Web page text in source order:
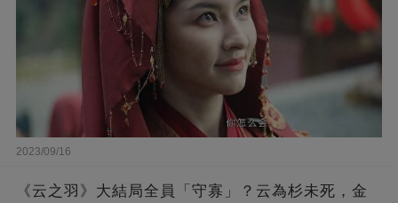
2023/09/16
《云之羽》大結局全員「守寡」？云為杉未死，金